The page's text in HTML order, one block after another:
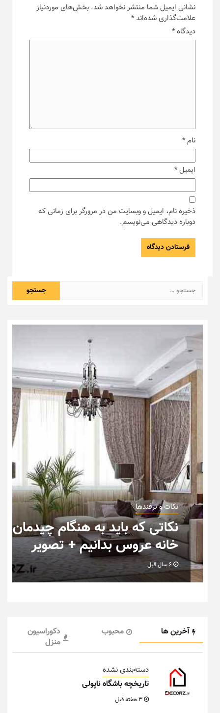
نشانی ایمیل شما منتشر نخواهد شد. بخش‌های موردنیاز
علامت‌گذاری شده‌اند*
دیدگاه*
نام*
ایمیل*
ذخیره نام، ایمیل و وبسایت من در مرورگر برای زمانی که
دوباره دیدگاهی می‌نویسم.
جستجو
برای:
نکات و ترفندها
نکاتی که باید به هنگام چیدمان
خانه عروس بدانیم + تصویر
آخرین ها محبوب
دکوراسیون
منزل
دسته‌بندی نشده
تاریخچه باشگاه ناپولی